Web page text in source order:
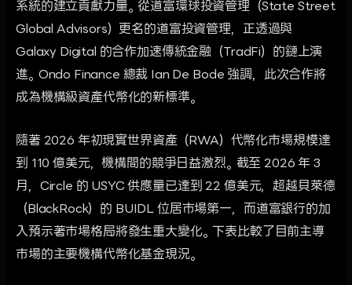
系統的建立貢獻力量。從道富環球投資管理（State Street
Global Advisors）更名的道富投資管理，正透過與
Galaxy Digital 的合作加速傳統金融（TradFi）的鏈上演
進。Ondo Finance 總裁 Ian De Bode 強調，此次合作將
成為機構級資產代幣化的新標準。
隨著 2026 年初現實世界資產（RWA）代幣化市場規模達
到 110 億美元，機構間的競爭日益激烈。截至 2026 年 3
月，Circle 的 USYC 供應量已達到 22 億美元，超越貝萊德
（BlackRock）的 BUIDL 位居市場第一，而道富銀行的加
入預示著市場格局將發生重大變化。下表比較了目前主導
市場的主要機構代幣化基金現況。